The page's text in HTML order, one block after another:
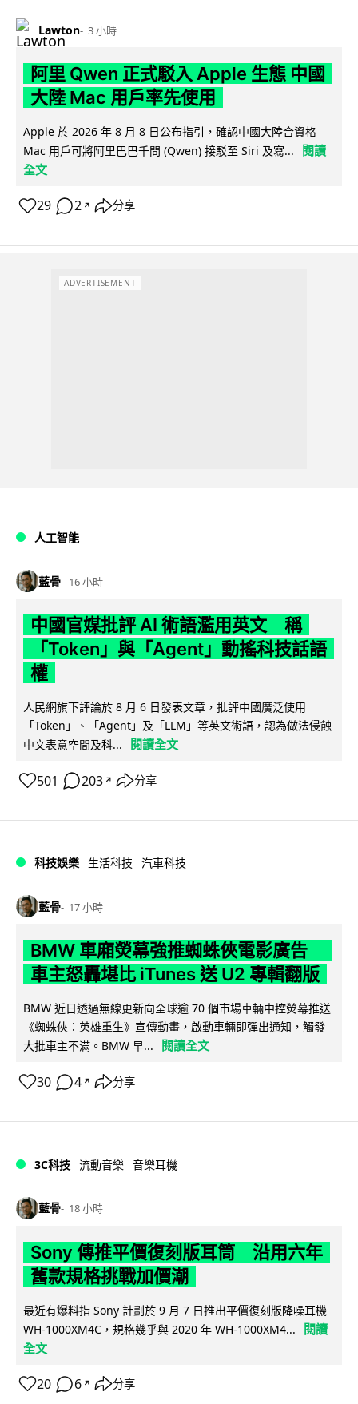
Lawton 3 小時
阿里 Qwen 正式駁入 Apple 生態 中國
大陸 Mac 用戶率先使用
Apple 於 2026 年 8 月 8 日公布指引，確認中國大陸合資格
Mac 用戶可將阿里巴巴千問 (Qwen) 接駁至 Siri 及寫...
閱讀
全文
29 2 ↗ 分享
ADVERTISEMENT
人工智能
藍骨 16 小時
中國官媒批評 AI 術語濫用英文 稱
「Token」與「Agent」動搖科技話語
權
人民網旗下評論於 8 月 6 日發表文章，批評中國廣泛使用
「Token」、「Agent」及「LLM」等英文術語，認為做法侵蝕
中文表意空間及科...
閱讀全文
501 203 ↗ 分享
科技娛樂 生活科技 汽車科技
藍骨 17 小時
BMW 車廂熒幕強推蜘蛛俠電影廣告
車主怒轟堪比 iTunes 送 U2 專輯翻版
BMW 近日透過無線更新向全球逾 70 個市場車輛中控熒幕推送
《蜘蛛俠：英雄重生》宣傳動畫，啟動車輛即彈出通知，觸發
大批車主不滿。BMW 早...
閱讀全文
30 4 ↗ 分享
3C科技 流動音樂 音樂耳機
藍骨 18 小時
Sony 傳推平價復刻版耳筒 沿用六年
舊款規格挑戰加價潮
最近有爆料指 Sony 計劃於 9 月 7 日推出平價復刻版降噪耳機
WH-1000XM4C，規格幾乎與 2020 年 WH-1000XM4...
閱讀
全文
20 6 ↗ 分享